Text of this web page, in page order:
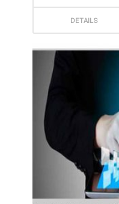
DETAILS